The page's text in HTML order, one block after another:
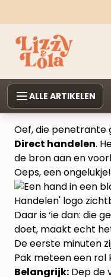
ALLE ARTIKELEN
Oef, die penetrante
Direct handelen.
de bron aan en
Oeps, een
Daar is ‘ie dan: die
doet, maakt echt
De eerste minuten
Pak meteen een rol
Belangrijk: Dep de